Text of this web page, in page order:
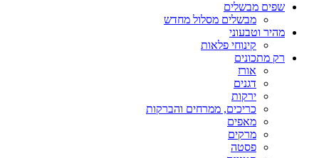
שפים מבשלים
מבשלים מסלול מחדש
מהיר וטבעוני
קינוחי פלאות
רק מתכונים
אורז
דגנים
ירקות
כריכים, ממרחים והברקות
מאפים
מרקים
פסטה